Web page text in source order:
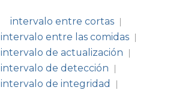
intervalo entre cortas |
intervalo entre las comidas |
intervalo de actualización |
intervalo de detección |
intervalo de integridad |